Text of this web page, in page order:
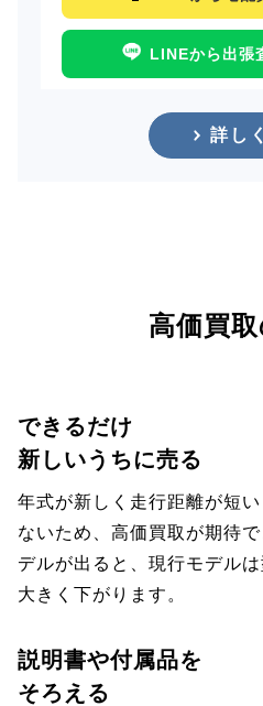
LINEから出張
詳し
高価買
できるだけ
新しいうちに売る
年式が新しく走行距離が短
ないため、高価買取が期待
デルが出ると、現行モデル
大きく下がります。
説明書や付属品を
そろえる